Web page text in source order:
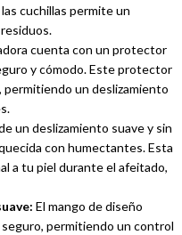
cuchillas permite un
cuenta con un protector
y cómodo. Este protector
un deslizamiento
un deslizamiento suave y sin
con humectantes. Esta
a tu piel durante el afeitado,
El mango de diseño
permitiendo un control